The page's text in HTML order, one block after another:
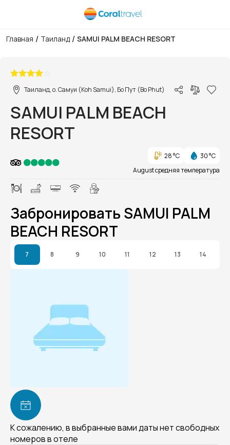
Главная / Таиланд / SAMUI PALM BEACH RESORT
Таиланд, о. Самуи (Koh Samui), Бо Пут (Bo Phut)
SAMUI PALM BEACH
RESORT
28 °C
30 °C
August средняя температура
Забронировать SAMUI PALM
BEACH RESORT
7 8 9 10 11 12 13 14
К сожалению, в выбранные вами даты нет свободных
номеров в отеле